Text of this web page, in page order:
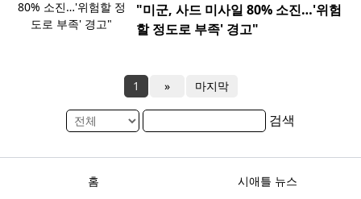
"미군, 사드 미사일 80% 소진…'위험
할 정도로 부족' 경고"
1 » 마지막
검색
홈 시애틀 뉴스